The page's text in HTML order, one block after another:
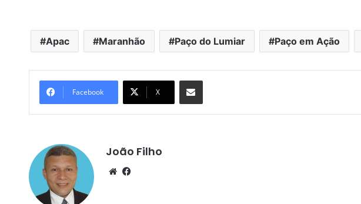
Apac Maranhão Paço do Lumiar Paço em Ação
Facebook X
Compartilhar por e-mail
João Filho
We